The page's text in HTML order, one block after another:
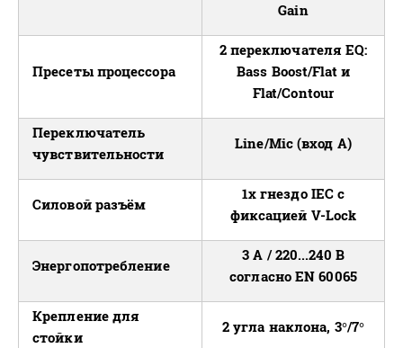
Gain
Пресеты процессора
2 переключателя EQ:
Bass Boost/Flat и
Flat/Contour
Переключатель
чувствительности
Line/Mic (вход A)
Силовой разъём
1x гнездо IEC с
фиксацией V-Lock
Энергопотребление
3 A / 220...240 В
согласно EN 60065
Крепление для
стойки
2 угла наклона, 3°/7°